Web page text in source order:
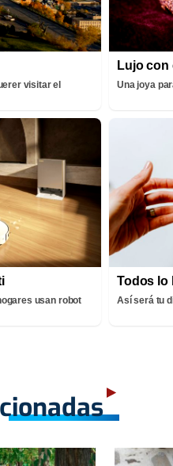
visitar el
Lujo con
Una joya
usan robot
Todos lo
Así será tu